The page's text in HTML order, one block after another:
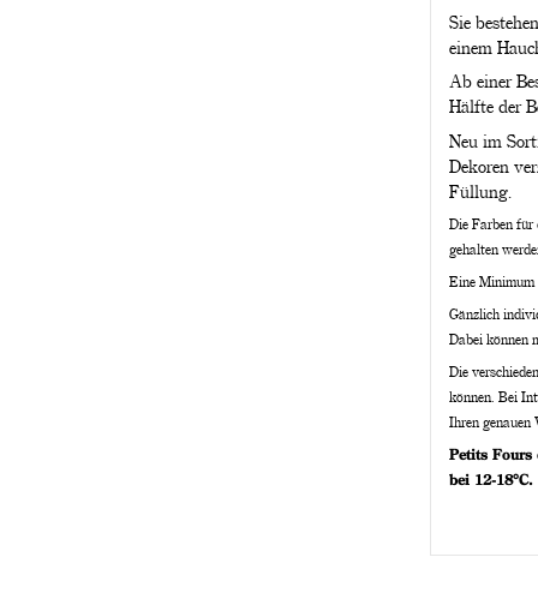
Sie
einem
Ab einer
Hälfte der
Neu im
Dekoren
Füllung.
Die Farben für
gehalten
Eine Minimum
Gänzlich
Dabei können
Die
können. Bei
Ihren genauen
Petits Fours
bei 12-18°C.